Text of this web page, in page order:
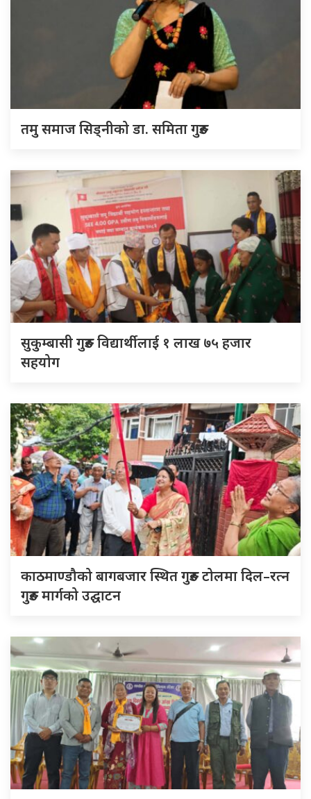
तमु समाज सिड्नीको डा. समिता गुरुङ
सुकुम्बासी गुरुङ विद्यार्थीलाई १ लाख ७५ हजार
सहयोग
काठमाण्डौको बागबजार स्थित गुरुङ टोलमा दिल–रत्न
गुरुङ मार्गको उद्घाटन